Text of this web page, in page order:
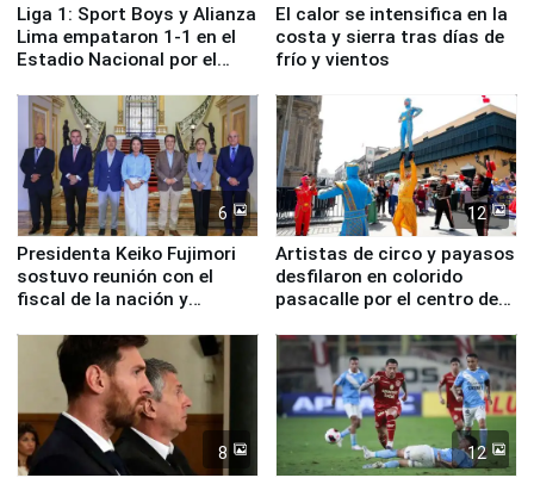
Liga 1: Sport Boys y Alianza
Lima empataron 1-1 en el
Estadio Nacional por el
El calor se intensifica en la
costa y sierra tras días de
frío y vientos
6
Presidenta Keiko Fujimori
sostuvo reunión con el
fiscal de la nación y
12
Artistas de circo y payasos
desfilaron en colorido
pasacalle por el centro de
8 12